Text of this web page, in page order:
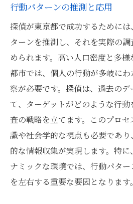
行動パターンの推測と応用
探偵が東京都で成功するために
ターンを推測し、それを実際の
められます。高い人口密度と多
都市では、個人の行動が多岐に
察が必要です。探偵は、過去の
て、ターゲットがどのような行
査の戦略を立てます。このプロ
識や社会学的な視点も必要であ
的な情報収集が実現します。特に
ナミックな環境では、行動パタ
を左右する重要な要因となります。